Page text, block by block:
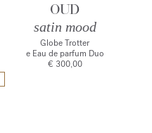
OUD
satin mood
Globe Trotter
e Eau de parfum Duo
€ 300,00